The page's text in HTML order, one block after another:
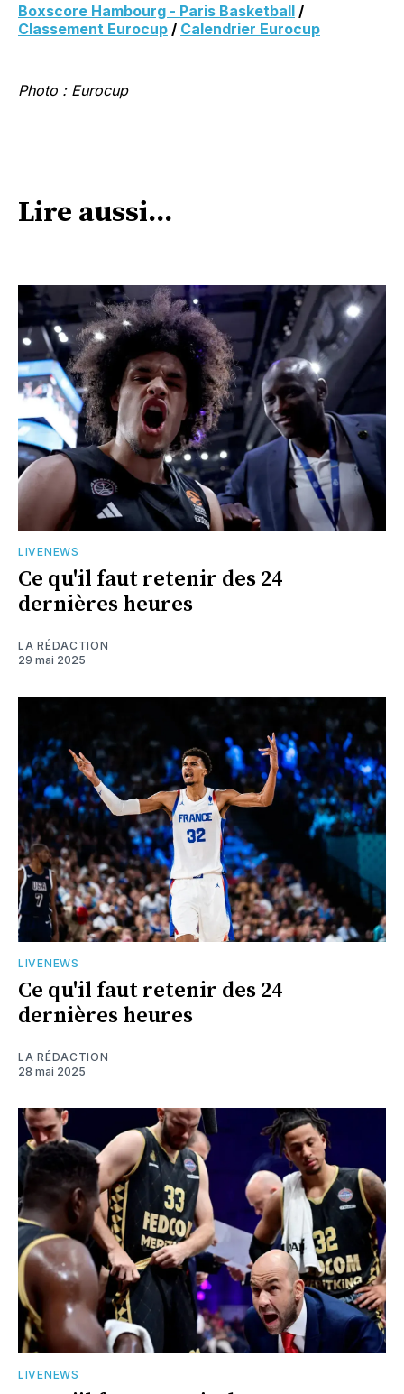
Boxscore Hambourg - Paris Basketball /
Classement Eurocup / Calendrier Eurocup
Photo : Eurocup
Lire aussi...
LIVENEWS
Ce qu'il faut retenir des 24
dernières heures
LA RÉDACTION
29 mai 2025
LIVENEWS
Ce qu'il faut retenir des 24
dernières heures
LA RÉDACTION
28 mai 2025
LIVENEWS